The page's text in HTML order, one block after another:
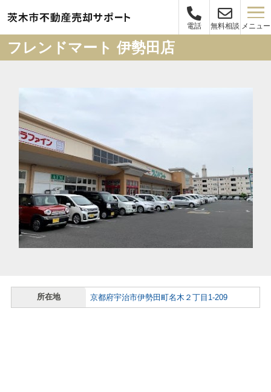
電話 無料相談 メニュー
フレンドマート 伊勢田店
所在地 京都府宇治市伊勢田町名木２丁目1-209